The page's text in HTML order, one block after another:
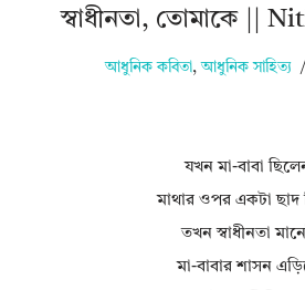
স্বাধীনতা, তোমাকে ||
আধুনিক কবিতা, আধুনিক সাহিত্য
যখন মা-বাবা
মাথার ওপর একটা ছাদ
তখন স্বাধীনতা
মা-বাবার শাসন